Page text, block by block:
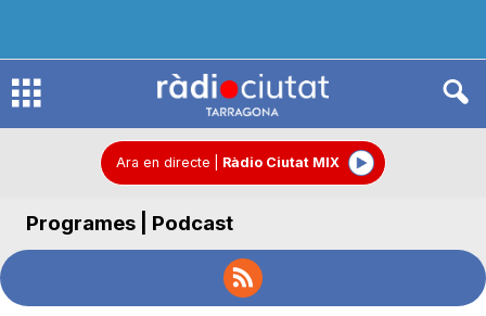
R
d
Ara en directe Ràdio Ciutat MIX
Programes | Podcast